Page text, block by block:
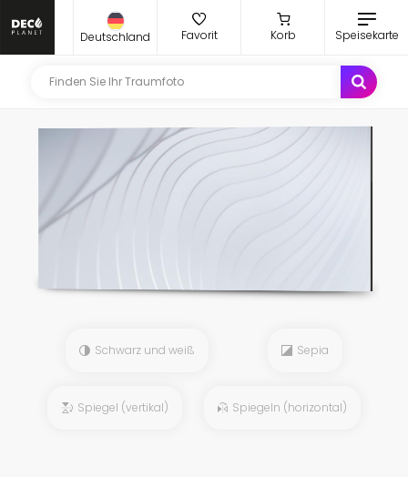
Deutschland Favorit Korb Speisekarte
Schwarz und weiß Sepia
Spiegel (vertikal) Spiegeln (horizontal)